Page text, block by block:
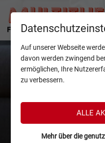
Auf unserer Webseite
davon werden zwingend
ermöglichen, Ihre
zu verbessern.
ALLE
Mehr über die